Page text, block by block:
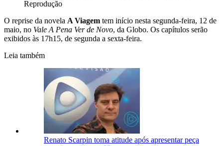
Reprodução
O reprise da novela A Viagem tem início nesta segunda-feira, 12 de
maio, no Vale A Pena Ver de Novo, da Globo. Os capítulos serão
exibidos às 17h15, de segunda a sexta-feira.
Leia também
Renato Scarpin toma atitude após apresentar peça